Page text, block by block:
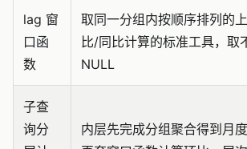
lag 窗
口函
数
取同一分组内按顺序排列的
比/同比计算的标准工具，取
NULL
子查
询分
内层先完成分组聚合得到月